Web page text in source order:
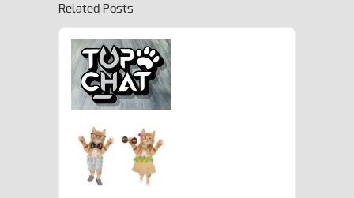
Related Posts
Du Nouveau
Grumpy Cat !